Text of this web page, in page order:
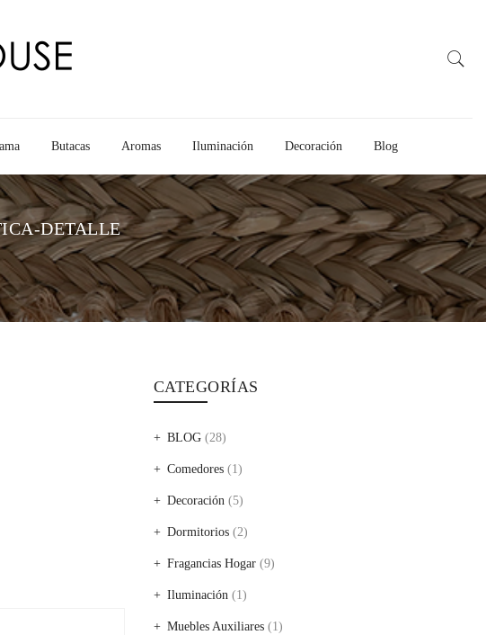
Butacas Aromas Iluminación Decoración Blog
DETALLE
CATEGORÍAS
BLOG(28)
Comedores(1)
Decoración(5)
Dormitorios(2)
Fragancias Hogar(9)
Iluminación(1)
Muebles Auxiliares(1)